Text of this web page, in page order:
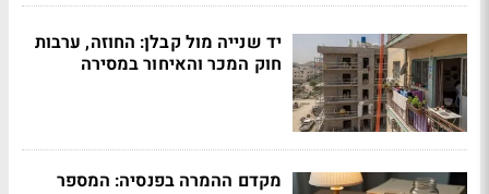
יד שנייה מול קבלן: החוזה, ערבות
חוק המכר והאיחור במסירה
מקדם ההמרה בפנסיה: המספר